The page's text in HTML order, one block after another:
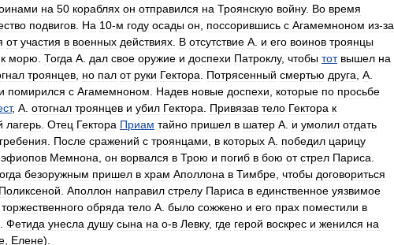
на 50 кораблях он отправился на Троянскую войну. Во время
подвигов На 10-м году осады он поссорившись с Агамемноном из-за
от участия в военных действиях В отсутствие А и его воинов троянцы
к морю Тогда А дал свое оружие и доспехи Патроклу, чтобы тот вышел на
троянцев но пал от руки Гектора Потрясенный смертью друга А
и помирился с Агамемноном Надев новые доспехи которые по просьбе
, А отогнал троянцев и убил Гектора Привязав тело Гектора к
лагерь Отец Гектора Приам тайно пришел в шатер А и умолил отдать
После сражений с троянцами в которых А победил царицу
эфиопов Мемнона он ворвался в Трою и погиб в бою от стрел Париса
безоружным пришел в храм Аполлона в Тимбре чтобы договориться
Поликсеной Аполлон направил стрелу Париса в единственное уязвимое
торжественного обряда тело А было сожжено и его прах поместили в
Фетида унесла душу сына на о-в Левку, где герой воскрес и женился на
Елене).